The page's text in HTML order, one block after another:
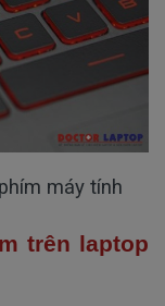
máy tính
trên laptop